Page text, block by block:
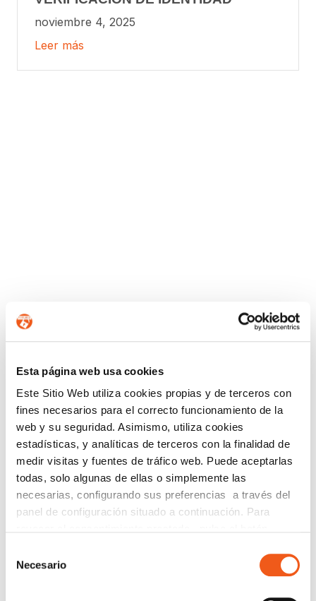
Esta página web usa cookies
Este Sitio Web utiliza cookies propias y de terceros con
fines necesarios para el correcto funcionamiento de la
web y su seguridad. Asimismo, utiliza cookies
estadísticas, y analíticas de terceros con la finalidad de
medir visitas y fuentes de tráfico web. Puede aceptarlas
todas, solo algunas de ellas o simplemente las
necesarias, configurando sus preferencias a través del
panel de configuración situado a continuación. Para
consultar nuestra política de cookies
política de cookies
Necesario
noviembre 4, 2025
Leer más
Nombre
Teléfono de contacto
e-mail
Provincia (opcional)